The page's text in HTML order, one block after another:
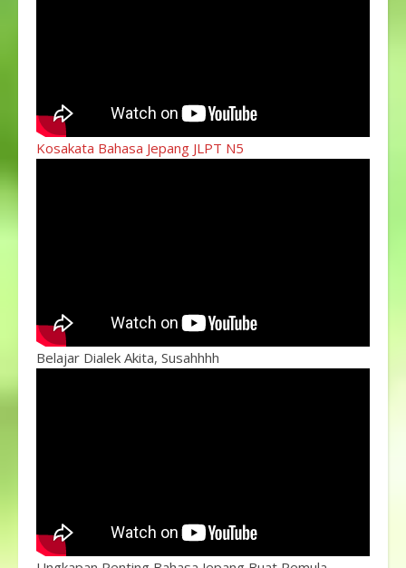
Kosakata Bahasa Jepang JLPT N5
Belajar Dialek Akita, Susahhhh